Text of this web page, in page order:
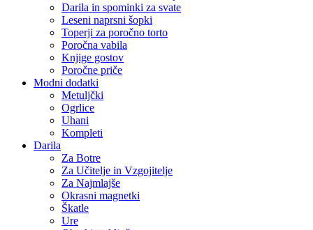
Darila in spominki za svate
Leseni naprsni šopki
Toperji za poročno torto
Poročna vabila
Knjige gostov
Poročne priče
Modni dodatki
Metuljčki
Ogrlice
Uhani
Kompleti
Darila
Za Botre
Za Učitelje in Vzgojitelje
Za Najmlajše
Okrasni magnetki
Škatle
Ure